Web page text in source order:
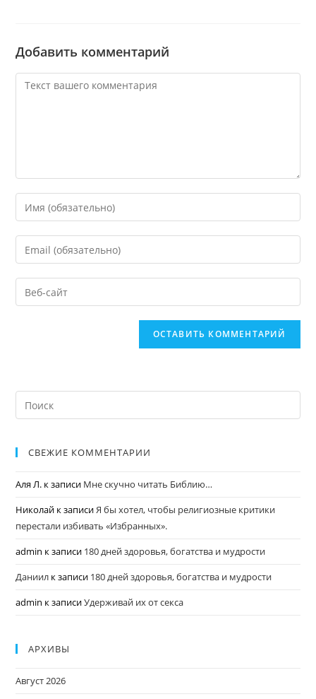
Добавить комментарий
СВЕЖИЕ КОММЕНТАРИИ
Аля Л. к записи Мне скучно читать Библию…
Николай к записиЯ бы хотел, чтобы религиозные критики
перестали избивать «Избранных».
admin к записи 180 дней здоровья, богатства и мудрости
Даниил к записи 180 дней здоровья, богатства и мудрости
admin к записиУдерживай их от секса
АРХИВЫ
Август 2026